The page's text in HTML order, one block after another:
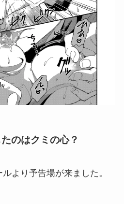
のはクミの心？
より予告場が来ました。